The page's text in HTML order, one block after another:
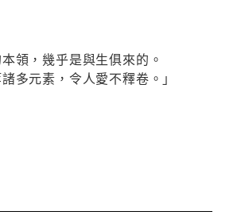
領，幾乎是與生俱來的。
多元素，令人愛不釋卷。」